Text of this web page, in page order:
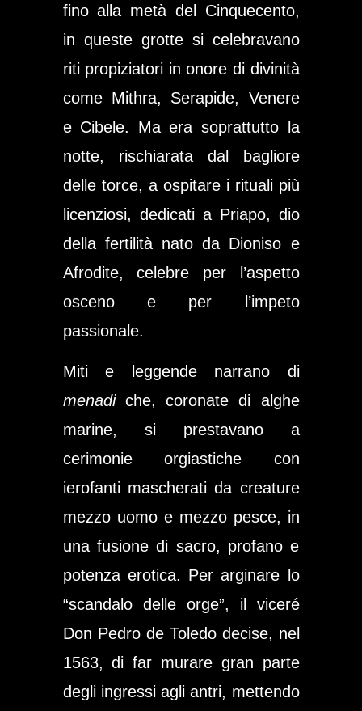
fino alla metà del Cinquecento,
in queste grotte si celebravano
riti propiziatori in onore di divinità
come Mithra, Serapide, Venere
e Cibele. Ma era soprattutto la
notte, rischiarata dal bagliore
delle torce, a ospitare i rituali più
licenziosi, dedicati a Priapo, dio
della fertilità nato da Dioniso e
Afrodite, celebre per l’aspetto
osceno e per l’impeto
passionale.
Miti e leggende narrano di
menadiche, coronate di alghe
marine, si prestavano a
cerimonie orgiastiche con
ierofanti mascherati da creature
mezzo uomo e mezzo pesce, in
una fusione di sacro, profano e
potenza erotica. Per arginare lo
“scandalo delle orge”, il viceré
Don Pedro de Toledo decise, nel
1563, di far murare gran parte
degli ingressi agli antri, mettendo